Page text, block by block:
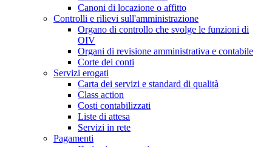
Canoni di locazione o affitto
Controlli e rilievi sull'amministrazione
Organo di controllo che svolge le funzioni di
OIV
Organi di revisione amministrativa e contabile
Corte dei conti
Servizi erogati
Carta dei servizi e standard di qualità
Class action
Costi contabilizzati
Liste di attesa
Servizi in rete
Pagamenti